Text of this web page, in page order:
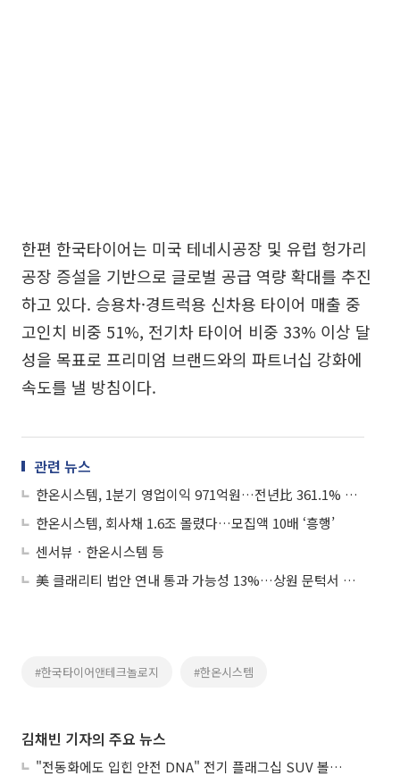
한편 한국타이어는 미국 테네시공장 및 유럽 헝가리
공장 증설을 기반으로 글로벌 공급 역량 확대를 추진
하고 있다. 승용차·경트럭용 신차용 타이어 매출 중
고인치 비중 51%, 전기차 타이어 비중 33% 이상 달
성을 목표로 프리미엄 브랜드와의 파트너십 강화에
속도를 낼 방침이다.
관련 뉴스
한온시스템, 1분기 영업이익 971억원…전년比 361.1% 증가
한온시스템, 회사채 1.6조 몰렸다…모집액 10배 ‘흥행’
센서뷰ㆍ한온시스템 등
美 클래리티 법안 연내 통과 가능성 13%…상원 문턱서 제동
#한국타이어앤테크놀로지 #한온시스템
김채빈 기자의 주요 뉴스
"전동화에도 입힌 안전 DNA" 전기 플래그십 SUV 볼보 'EX90'